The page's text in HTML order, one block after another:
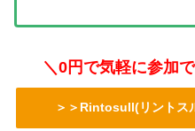
＼0円で気軽に参加
＞＞Rintosull(リントス